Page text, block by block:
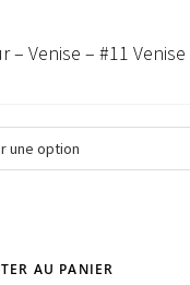
– Venise – #11 Venise
AU PANIER